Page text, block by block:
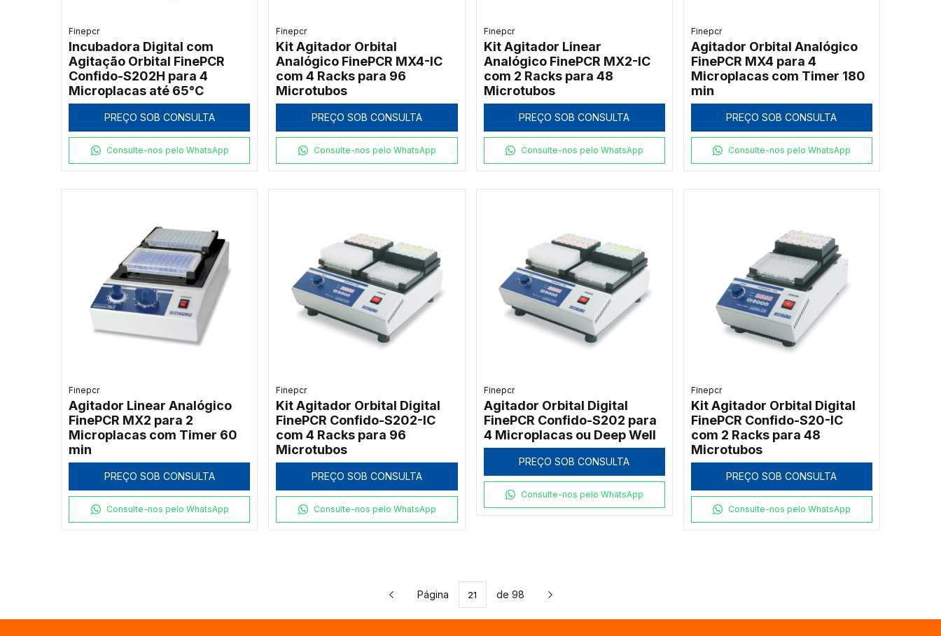
Finepcr
Incubadora Digital com
Agitação Orbital FinePCR
Confido-S202H para 4
Microplacas até 65°C
PREÇO SOB CONSULTA
Consulte-nos pelo WhatsApp
Finepcr
Kit Agitador Orbital
Analógico FinePCR MX4-IC
com 4 Racks para 96
Microtubos
PREÇO SOB CONSULTA
Consulte-nos pelo WhatsApp
Finepcr
Kit Agitador Linear
Analógico FinePCR MX2-IC
com 2 Racks para 48
Microtubos
PREÇO SOB CONSULTA
Consulte-nos pelo WhatsApp
Finepcr
Agitador Orbital Analógico
FinePCR MX4 para 4
Microplacas com Timer 180
min
PREÇO SOB CONSULTA
Consulte-nos pelo WhatsApp
Finepcr
Agitador Linear Analógico
FinePCR MX2 para 2
Microplacas com Timer 60
min
PREÇO SOB CONSULTA
Consulte-nos pelo WhatsApp
Finepcr
Kit Agitador Orbital Digital
FinePCR Confido-S202-IC
com 4 Racks para 96
Microtubos
PREÇO SOB CONSULTA
Consulte-nos pelo WhatsApp
Finepcr
Agitador Orbital Digital
FinePCR Confido-S202 para
4 Microplacas ou Deep Well
PREÇO SOB CONSULTA
Consulte-nos pelo WhatsApp
Finepcr
Kit Agitador Orbital Digital
FinePCR Confido-S20-IC
com 2 Racks para 48
Microtubos
PREÇO SOB CONSULTA
Consulte-nos pelo WhatsApp
Página de 98